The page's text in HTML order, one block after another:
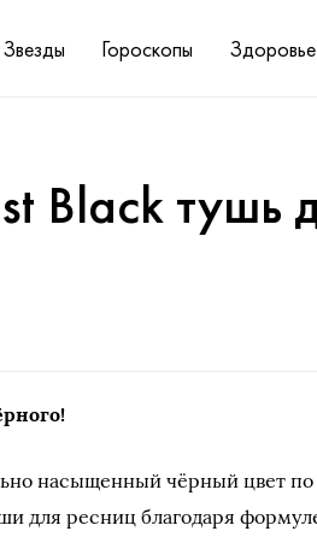
Звезды Гороскопы Здоровье
Black тушь
насыщенный чёрный цвет
для ресниц благодаря